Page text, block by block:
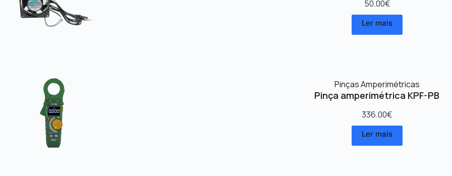
50.00€
Ler mais
Pinças Amperimétricas
Pinça amperimétrica KPF-PB
336.00€
Ler mais